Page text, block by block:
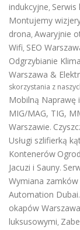
indukcyjne,
Montujemy
drona, Awaryjnie
Wifi, SEO
Odgrzybianie
Warszawa &
skorzystania z
Mobilną Naprawę
MIG/MAG, TIG,
Warszawie.
Usługi szlifierką
Kontenerów
Jacuzi i Sauny.
Wymiana
Automation Dubai.
okapów Warszawa
luksusowymi,